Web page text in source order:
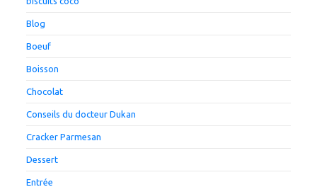
Blog
Boeuf
Boisson
Chocolat
Conseils du docteur Dukan
Cracker Parmesan
Dessert
Entrée